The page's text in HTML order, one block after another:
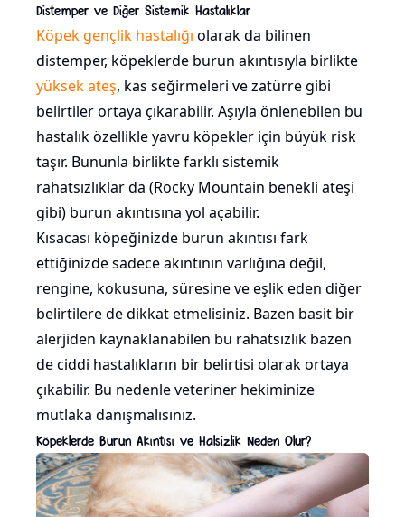
Distemper ve Diğer Sistemik Hastalıklar
Köpek gençlik hastalığı olarak da bilinen
distemper, köpeklerde burun akıntısıyla birlikte
yüksek ateş, kas seğirmeleri ve zatürre gibi
belirtiler ortaya çıkarabilir. Aşıyla önlenebilen bu
hastalık özellikle yavru köpekler için büyük risk
taşır. Bununla birlikte farklı sistemik
rahatsızlıklar da (Rocky Mountain benekli ateşi
gibi) burun akıntısına yol açabilir.
Kısacası köpeğinizde burun akıntısı fark
ettiğinizde sadece akıntının varlığına değil,
rengine, kokusuna, süresine ve eşlik eden diğer
belirtilere de dikkat etmelisiniz. Bazen basit bir
alerjiden kaynaklanabilen bu rahatsızlık bazen
de ciddi hastalıkların bir belirtisi olarak ortaya
çıkabilir. Bu nedenle veteriner hekiminize
mutlaka danışmalısınız.
Köpeklerde Burun Akıntısı ve Halsizlik Neden Olur?